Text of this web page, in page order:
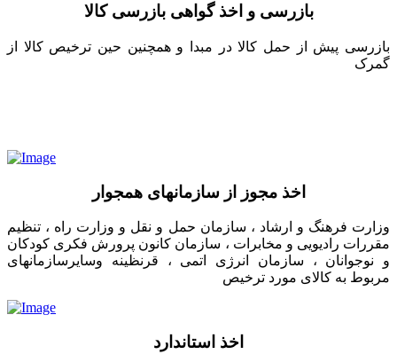
بازرسی و اخذ گواهی بازرسی کالا
بازرسی پیش از حمل کالا در مبدا و همچنین حین ترخیص کالا از
گمرک
اخذ مجوز از سازمانهای همجوار
وزارت فرهنگ و ارشاد ، سازمان حمل و نقل و وزارت راه ، تنظیم
مقررات رادیویی و مخابرات ، سازمان کانون پرورش فکری کودکان
و نوجوانان ، سازمان انرژی اتمی ، قرنظینه وسایرسازمانهای
مربوط به کالای مورد ترخیص
اخذ استاندارد